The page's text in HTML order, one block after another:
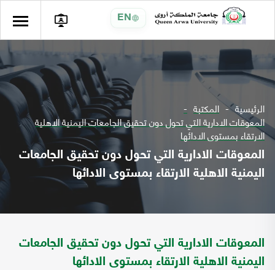
EN
الرئيسية المكتبة
المعوقات الادارية التي تحول دون تحقيق الجامعات اليمنية الاهلية
الارتقاء بمستوى الادائها
المعوقات الادارية التي تحول دون تحقيق الجامعات
اليمنية الاهلية الارتقاء بمستوى الادائها
المعوقات الادارية التي تحول دون تحقيق الجامعات
اليمنية الاهلية الارتقاء بمستوى الادائها